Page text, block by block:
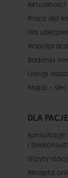
Aktualności
Praca dla
Dla
Badania
Usługi
Mapa –
DLA
i
Wizyty
Recepta